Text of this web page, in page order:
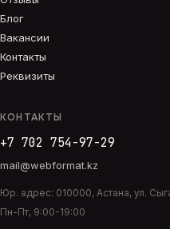
Блог
Вакансии
Контакты
Реквизиты
КОНТАКТЫ
+7 702 754-97-29
mail@webformat.kz
Юр. адрес: 010000, Астана, ул.
Пн-Пт, 9:00-19:00